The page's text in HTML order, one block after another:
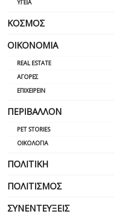
ΥΓΕΊΑ
ΚΌΣΜΟΣ
ΟΙΚΟΝΟΜΊΑ
REAL ESTATE
ΑΓΟΡΈΣ
ΕΠΙΧΕΙΡΕΊΝ
ΠΕΡΙΒΆΛΛΟΝ
PET STORIES
ΟΙΚΟΛΟΓΊΑ
ΠΟΛΙΤΙΚΉ
ΠΟΛΙΤΙΣΜΌΣ
ΣΥΝΕΝΤΕΎΞΕΙΣ